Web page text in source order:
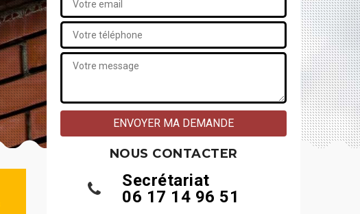
NOUS CONTACTER
Secrétariat
06 17 14 96 51